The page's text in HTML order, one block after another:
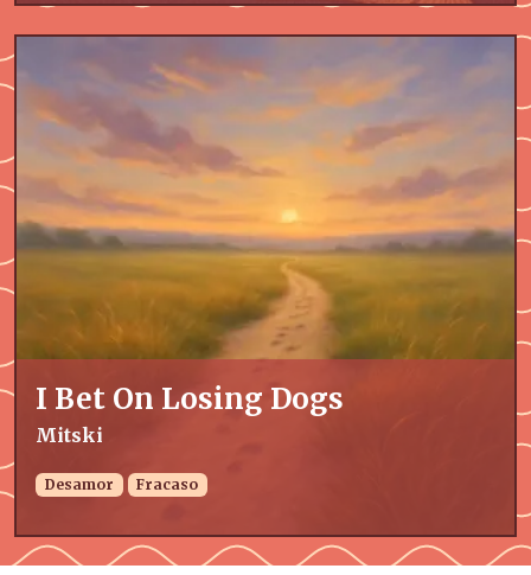
I Bet On Losing Dogs
Mitski
Desamor Fracaso